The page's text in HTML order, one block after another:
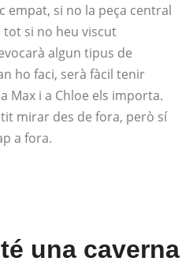
empat, si no la peça central
tot si no heu viscut
algun tipus de
ho faci, serà fàcil tenir
Max i a Chloe els importa.
mirar des de fora, però sí
a fora.
una caverna